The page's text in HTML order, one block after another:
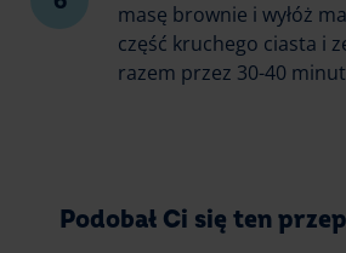
masę brownie i wyłóż
część kruchego ciasta i
razem przez 30-40
Podobał Ci się ten